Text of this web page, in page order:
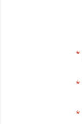
*
*
*